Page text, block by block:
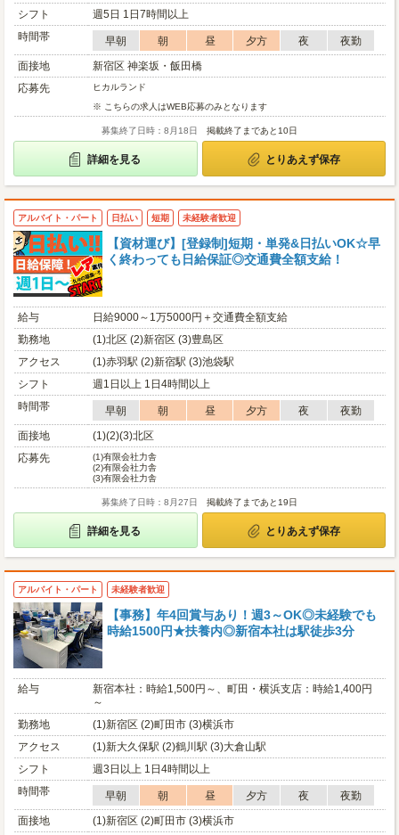
シフト
週5日 1日7時間以上
時間帯
早朝 朝 昼 夕方 夜
夜勤
面接地
新宿区 神楽坂・飯田橋
応募先
ヒカルランド
※ こちらの求人はWEB応募のみとなります
募集終了日時：8月18日 掲載終了まであと10日
詳細を見る とりあえず保存
アルバイト・パート 日払い 短期 未経験者歓迎
【資材運び】[登録制]短期・単発&日払いOK☆早
く終わっても日給保証◎交通費全額支給！
給与
日給9000～1万5000円＋交通費全額支給
勤務地
(1)北区 (2)新宿区 (3)豊島区
アクセス
(1)赤羽駅 (2)新宿駅 (3)池袋駅
シフト
週1日以上 1日4時間以上
時間帯
早朝 朝 昼 夕方 夜
夜勤
面接地
(1)(2)(3)北区
応募先
(1)有限会社力舎
(2)有限会社力舎
(3)有限会社力舎
募集終了日時：8月27日 掲載終了まであと19日
詳細を見る とりあえず保存
アルバイト・パート 未経験者歓迎
【事務】年4回賞与あり！週3～OK◎未経験でも
時給1500円★扶養内◎新宿本社は駅徒歩3分
給与
新宿本社：時給1,500円～、町田・横浜支店：時給1,400円
～
勤務地
(1)新宿区 (2)町田市 (3)横浜市
アクセス
(1)新大久保駅 (2)鶴川駅 (3)大倉山駅
シフト
週3日以上 1日4時間以上
時間帯
早朝 朝 昼 夕方 夜
夜勤
面接地
(1)新宿区 (2)町田市 (3)横浜市